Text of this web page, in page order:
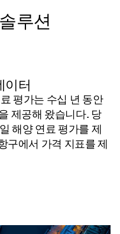
루션
이터
평가는 수십 년 동안
제공해 왔습니다. 당
해양 연료 평가를 제
구에서 가격 지표를 제